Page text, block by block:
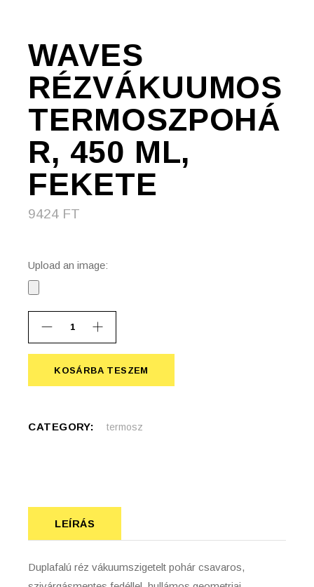
WAVES
RÉZVÁKUUMOS
TERMOSZPOHÁ
R, 450 ML,
FEKETE
9424 FT
Upload an image:
Waves rézvákuumos termoszpohár, 450 ml, fekete quantity
KOSÁRBA TESZEM
KOSÁRBA TESZEM
CATEGORY: termosz
LEÍRÁS
Duplafalú réz vákuumszigetelt pohár csavaros,